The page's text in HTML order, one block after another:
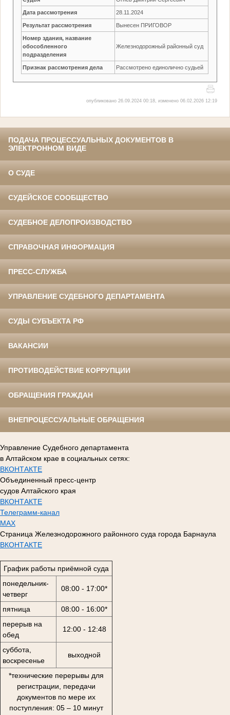
Дата рассмотрения 28.11.2024
Результат рассмотрения Вынесен ПРИГОВОР
Номер здания, название
обособленного
подразделения
Железнодорожный районный суд
Признак рассмотрения дела Рассмотрено единолично судьей
опубликовано 26.09.2024 00:18, изменено 06.02.2026 12:19
ПОДАЧА ПРОЦЕССУАЛЬНЫХ ДОКУМЕНТОВ В
ЭЛЕКТРОННОМ ВИДЕ
О СУДЕ
СУДЕЙСКОЕ СООБЩЕСТВО
СУДЕБНОЕ ДЕЛОПРОИЗВОДСТВО
СПРАВОЧНАЯ ИНФОРМАЦИЯ
ПРЕСС-СЛУЖБА
УПРАВЛЕНИЕ СУДЕБНОГО ДЕПАРТАМЕНТА
СУДЫ СУБЪЕКТА РФ
ВАКАНСИИ
ПРОТИВОДЕЙСТВИЕ КОРРУПЦИИ
ОБРАЩЕНИЯ ГРАЖДАН
ВНЕПРОЦЕССУАЛЬНЫЕ ОБРАЩЕНИЯ
Управление Судебного департамента
в Алтайском крае в социальных сетях:
ВКОНТАКТЕ
Объединенный пресс-центр
судов Алтайского края
ВКОНТАКТЕ
Телеграмм-канал
MAX
Страница Железнодорожного районного суда города Барнаула
ВКОНТАКТЕ
График работы приёмной суда
понедельник-
четверг
08:00 - 17:00*
пятница
08:00 - 16:00*
перерыв на
обед
12:00 - 12:48
суббота,
воскресенье
выходной
*технические перерывы для
регистрации, передачи
документов по мере их
поступления: 05 – 10 минут